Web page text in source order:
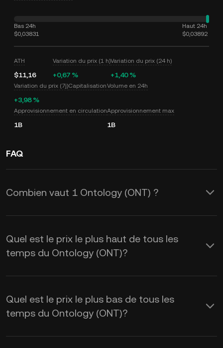
Bas 24h
$0,03831
Haut 24h
$0,03892
ATH
$11,16
Variation du prix (1 h)
+0,67 %
Variation du prix (24 h)
+1,40 %
Variation du prix (7j)
+3,98 %
CapitalisationVolume en 24h
Approvisionnement en circulation
1B
Approvisionnement max
1B
FAQ
Combien vaut 1 Ontology (ONT) ?
KuCoin fournit des mises à jour du prix
du USD en temps réel pour le Ontology
(ONT). Le prix de Ontology est affecté
calculatrice de KuCoin pour obtenir les
taux de change deONT à USD
temps réel.
Quel est le prix le plus haut de tous les
temps du Ontology (ONT)?
Quel est le prix le plus bas de tous les
temps du Ontology (ONT)?